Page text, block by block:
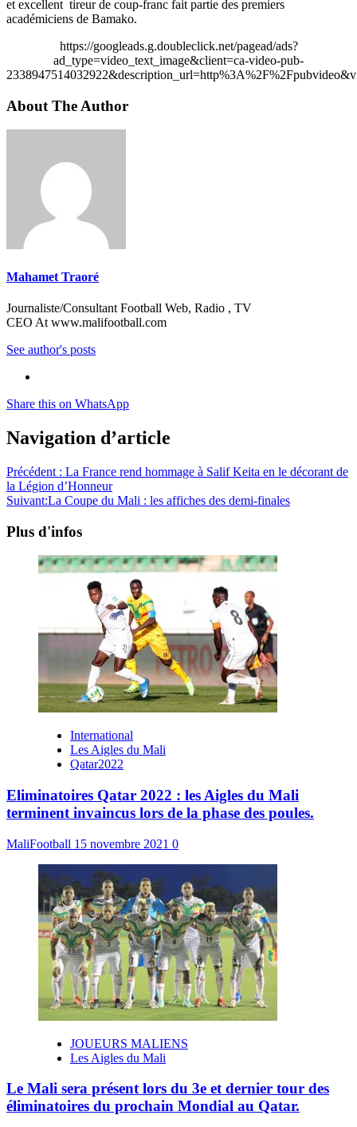
et excellent tireur de coup-franc fait partie des premiers
académiciens de Bamako.
https://googleads.g.doubleclick.net/pagead/ads?
ad_type=video_text_image&client=ca-video-pub-
About The Author
Mahamet Traoré
Journaliste/Consultant Football Web, Radio , TV
CEO At www.malifootball.com
See author's posts
Share this on WhatsApp
Navigation d’article
Précédent : La France rend hommage à Salif Keita en le décorant de
la Légion d’Honneur
Suivant:La Coupe du Mali : les affiches des demi-finales
Plus d'infos
International
Les Aigles du Mali
Qatar2022
Eliminatoires Qatar 2022 : les Aigles du Mali
terminent invaincus lors de la phase des poules.
MaliFootball 15 novembre 2021 0
JOUEURS MALIENS
Les Aigles du Mali
Le Mali sera présent lors du 3e et dernier tour des
éliminatoires du prochain Mondial au Qatar.